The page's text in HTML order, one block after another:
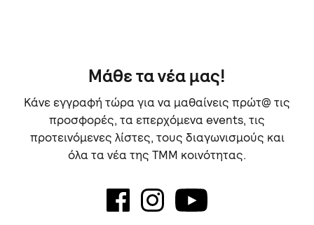
Μάθε τα νέα μας!
Κάνε εγγραφή τώρα για να μαθαίνεις πρώτ@ τις
προσφορές, τα επερχόμενα events, τις
προτεινόμενες λίστες, τους διαγωνισμούς και
όλα τα νέα της TMM κοινότητας.